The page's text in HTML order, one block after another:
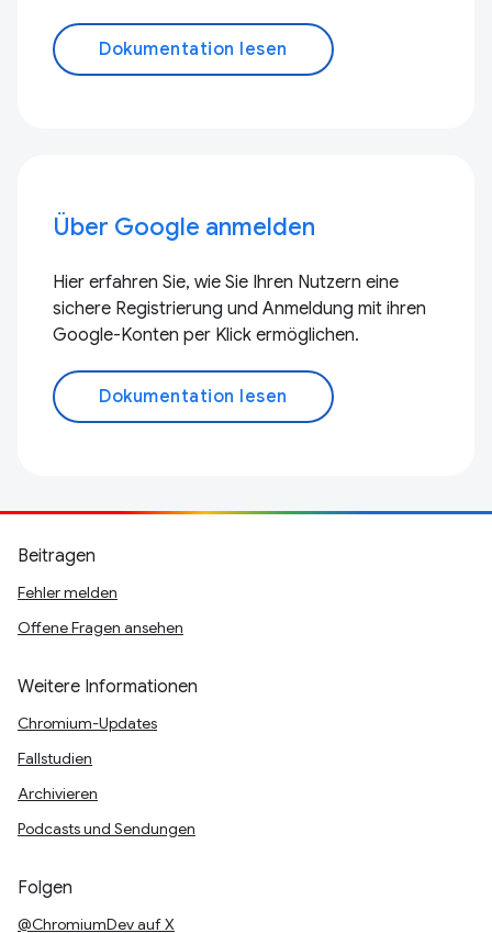
Dokumentation lesen
Über Google anmelden
Hier erfahren Sie, wie Sie Ihren Nutzern eine
sichere Registrierung und Anmeldung mit ihren
Google-Konten per Klick ermöglichen.
Dokumentation lesen
Beitragen
Fehler melden
Offene Fragen ansehen
Weitere Informationen
Chromium-Updates
Fallstudien
Archivieren
Podcasts und Sendungen
Folgen
@ChromiumDev auf X